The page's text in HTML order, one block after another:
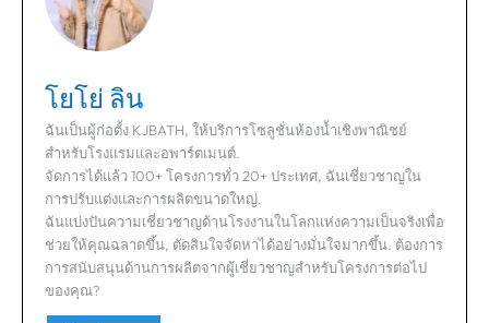
โยโย่ ลิน
ฉันเป็นผู้ก่อตั้ง KJBATH, ให้บริการโซลูชั่นห้องน้ำเชิงพาณิชย์
สำหรับโรงแรมและอพาร์ตเมนต์.
จัดการได้แล้ว 100+ โครงการทั่ว 20+ ประเทศ, ฉันเชี่ยวชาญใน
การปรับแต่งและการผลิตขนาดใหญ่.
ฉันแบ่งปันความเชี่ยวชาญด้านโรงงานในโลกแห่งความเป็นจริงเพื่อ
ช่วยให้คุณฉลาดขึ้น, ตัดสินใจจัดหาได้อย่างมั่นใจมากขึ้น. ต้องการ
การสนับสนุนด้านการผลิตจากผู้เชี่ยวชาญสำหรับโครงการต่อไป
ของคุณ?